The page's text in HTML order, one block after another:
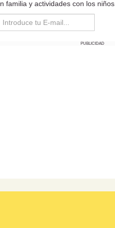
familia y actividades con los niños.
PUBLICIDAD